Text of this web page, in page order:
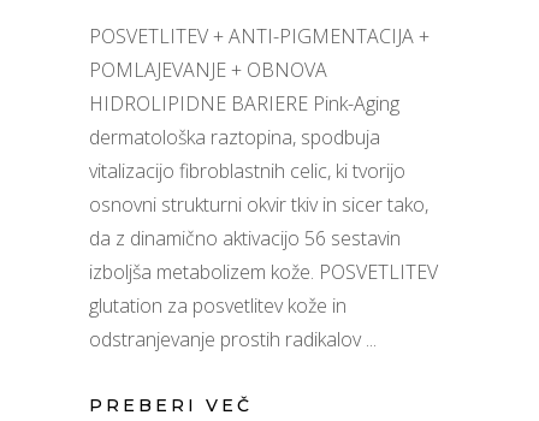
POSVETLITEV + ANTI-PIGMENTACIJA +
POMLAJEVANJE + OBNOVA
HIDROLIPIDNE BARIERE Pink-Aging
dermatološka raztopina, spodbuja
vitalizacijo fibroblastnih celic, ki tvorijo
osnovni strukturni okvir tkiv in sicer tako,
da z dinamično aktivacijo 56 sestavin
izboljša metabolizem kože. POSVETLITEV
glutation za posvetlitev kože in
odstranjevanje prostih radikalov
PREBERI VEČ